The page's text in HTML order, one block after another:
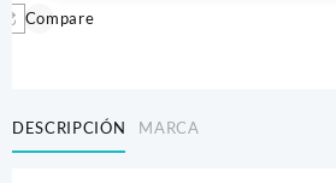
Compare
DESCRIPCIÓN MARCA